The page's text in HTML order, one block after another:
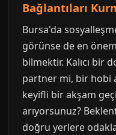
Bağlantıları
Bursa'da
görünse de en
bilmektir. Kalıcı bir
partner mi, bir hobi
keyifli bir akşam
arıyorsunuz?
doğru yerlere